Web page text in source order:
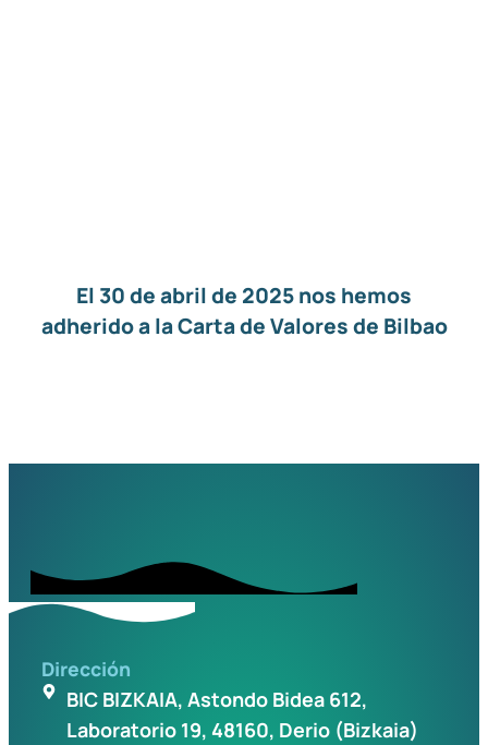
El 30 de abril de 2025 nos hemos
adherido a la Carta de Valores de Bilbao
Dirección
BIC BIZKAIA, Astondo Bidea 612,
Laboratorio 19, 48160, Derio (Bizkaia)